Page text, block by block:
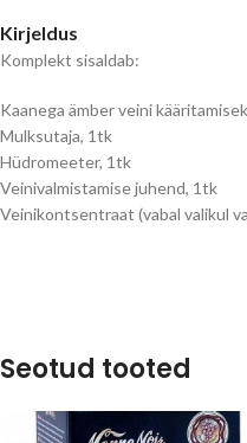
Kirjeldus
Komplekt sisaldab:
Kaanega ämber veini
Mulksutaja, 1tk
Hüdromeeter, 1tk
Veinivalmistamise juhend, 1tk
Veinikontsentraat (vabal valikul
Seotud tooted